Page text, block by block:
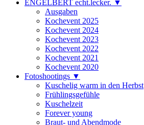
ENGELBERT echt.lecker. ▼
Ausgaben
Kochevent 2025
Kochevent 2024
Kochevent 2023
Kochevent 2022
Kochevent 2021
Kochevent 2020
Fotoshootings ▼
Kuschelig warm in den Herbst
Frühlingsgefühle
Kuschelzeit
Forever young
Braut- und Abendmode